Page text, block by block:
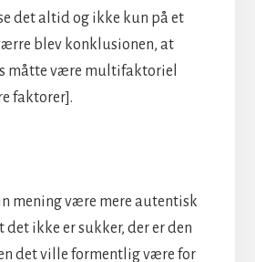
det altid og ikke kun på et
blev konklusionen, at
måtte være multifaktoriel
faktorer].
mening være mere autentisk
ikke er sukker, der er den
det ville formentlig være for